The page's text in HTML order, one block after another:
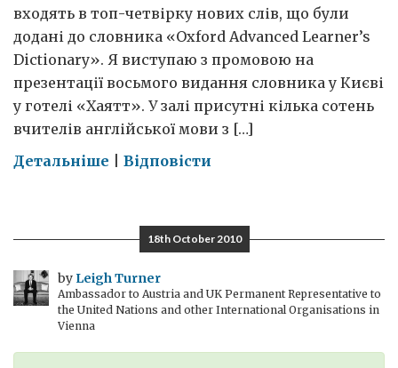
входять в топ-четвірку нових слів, що були
додані до словника «Oxford Advanced Learner’s
Dictionary». Я виступаю з промовою на
презентації восьмого видання словника у Києві
у готелі «Хаятт». У залі присутні кілька сотень
вчителів англійської мови з […]
Детальніше on
планети,
подкасти
та
твіти
Відповісти
18th October 2010
by Leigh Turner
Ambassador to Austria and UK Permanent Representative to
the United Nations and other International Organisations in
Vienna